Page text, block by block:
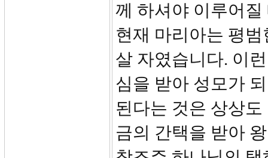
께 하셔야 이루어
현재 마리아는 평
살 자였습니다. 이
심을 받아 성모가
된다는 것은 상상
금의 간택을 받아